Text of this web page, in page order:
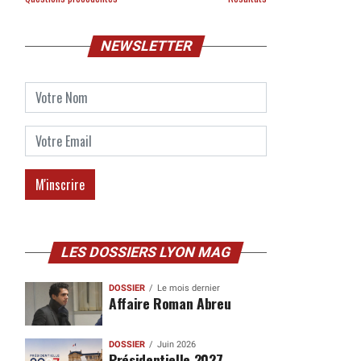
NEWSLETTER
LES DOSSIERS LYON MAG
DOSSIER Le mois dernier
Affaire Roman Abreu
DOSSIER Juin 2026